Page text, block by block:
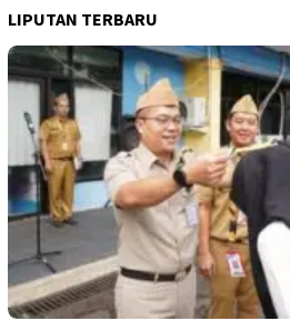
LIPUTAN TERBARU